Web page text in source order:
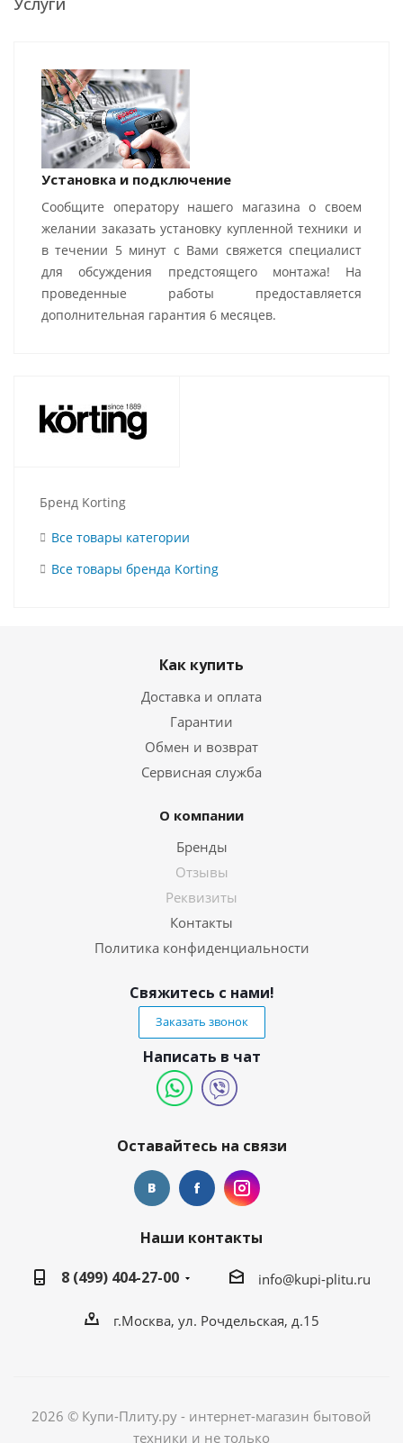
Установка и подключение
Сообщите оператору нашего магазина о своем
желании заказать установку купленной техники и
в течении 5 минут с Вами свяжется специалист
для обсуждения предстоящего монтажа! На
проведенные работы предоставляется
дополнительная гарантия 6 месяцев.
Бренд Korting
Все товары категории
Все товары бренда Korting
Как купить
Доставка и оплата
Гарантии
Обмен и возврат
Сервисная служба
О компании
Бренды
Отзывы
Реквизиты
Контакты
Политика конфиденциальности
Свяжитесь с нами!
Заказать звонок
Написать в чат
Оставайтесь на связи
Наши контакты
8 (499) 404-27-00
info@kupi-plitu.ru
г.Москва, ул. Рочдельская, д.15
2026 © Купи-Плиту.ру - интернет-магазин бытовой
техники и не только